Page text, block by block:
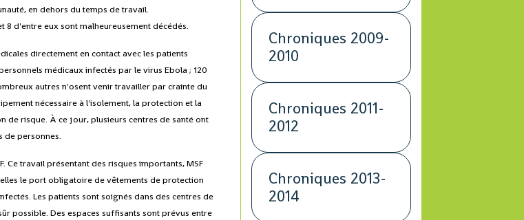
en dehors du temps de travail.
8 d'entre eux sont malheureusement décédés.
directement en contact avec les patients
médicaux infectés par le virus Ebola ; 120
autres n'osent venir travailler par crainte du
nécessaire à l'isolement, la protection et la
de risque. À ce jour, plusieurs centres de santé ont
de personnes.
Ce travail présentant des risques importants, MSF
le port obligatoire de vêtements de protection
Les patients sont soignés dans des centres de
possible. Des espaces suffisants sont prévus entre
Chroniques 2009-
2010
Chroniques 2011-
2012
Chroniques 2013-
2014